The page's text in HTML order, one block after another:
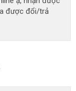
được đổi/trả